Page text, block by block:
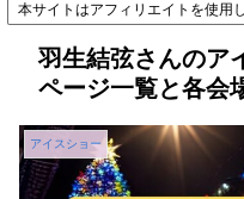
本サイトはアフィリエイトを使用
羽生結弦さんのア
ページ一覧と各会
アイスショー